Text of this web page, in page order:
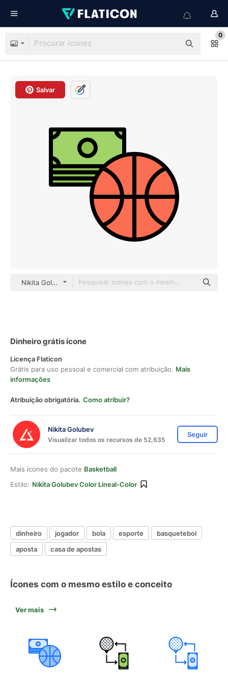
0
Salvar
Nikita Golubev color lineal-color
Dinheiro grátis ícone
Licença Flaticon
Grátis para uso pessoal e comercial com atribuição. Mais
informações
Atribuição obrigatória. Como atribuir?
Nikita Golubev
Visualizar todos os recursos de 52,635
Seguir
Mais ícones do pacote Basketball
Estilo: Nikita Golubev Color Lineal-Color
dinheiro jogador bola esporte
basquetebol
aposta
casa de apostas
Ícones com o mesmo estilo e conceito
Ver mais